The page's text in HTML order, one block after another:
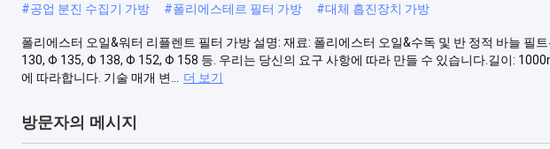
#공업 분진 수집기 가방 #폴리에스테르 필터 가방 #대체 흡진장치 가방
폴리에스터 오일&워터 리플렌트 필터 가방 설명: 재료: 폴리에스터 오일&수독 및 반 정적 바늘 필
130, Φ 135, Φ 138, Φ 152, Φ 158 등. 우리는 당신의 요구 사항에 따라 만들 수 있습니다.길이:
에 따라합니다. 기술 매개 변...
더 보기
방문자의 메시지